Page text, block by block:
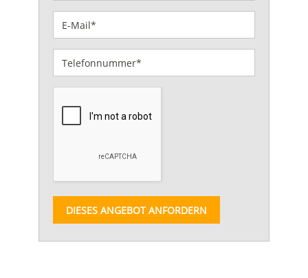
DIESES ANGEBOT ANFORDERN